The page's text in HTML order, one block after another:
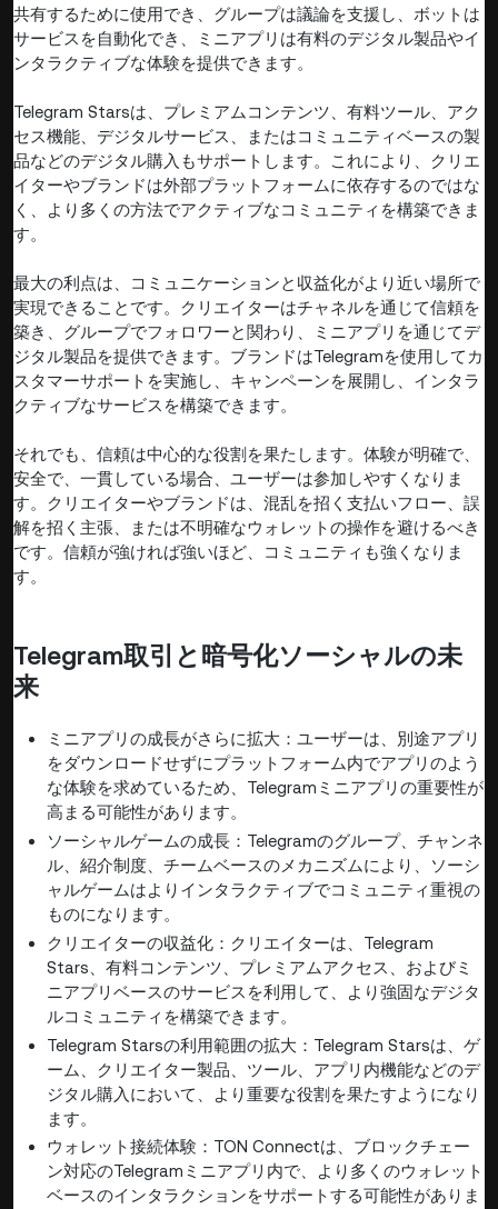
共有するために使用でき、グループは議論を支援し、ボットは
サービスを自動化でき、ミニアプリは有料のデジタル製品やイ
ンタラクティブな体験を提供できます。
Telegram Starsは、プレミアムコンテンツ、有料ツール、アク
セス機能、デジタルサービス、またはコミュニティベースの製
品などのデジタル購入もサポートします。これにより、クリエ
イターやブランドは外部プラットフォームに依存するのではな
く、より多くの方法でアクティブなコミュニティを構築できま
す。
最大の利点は、コミュニケーションと収益化がより近い場所で
実現できることです。クリエイターはチャネルを通じて信頼を
築き、グループでフォロワーと関わり、ミニアプリを通じてデ
ジタル製品を提供できます。ブランドはTelegramを使用してカ
スタマーサポートを実施し、キャンペーンを展開し、インタラ
クティブなサービスを構築できます。
それでも、信頼は中心的な役割を果たします。体験が明確で、
安全で、一貫している場合、ユーザーは参加しやすくなりま
す。クリエイターやブランドは、混乱を招く支払いフロー、誤
解を招く主張、または不明確なウォレットの操作を避けるべき
です。信頼が強ければ強いほど、コミュニティも強くなりま
す。
Telegram取引と暗号化ソーシャルの未
来
ミニアプリの成長がさらに拡大：ユーザーは、別途アプリ
をダウンロードせずにプラットフォーム内でアプリのよう
な体験を求めているため、Telegramミニアプリの重要性が
高まる可能性があります。
ソーシャルゲームの成長：Telegramのグループ、チャンネ
ル、紹介制度、チームベースのメカニズムにより、ソーシ
ャルゲームはよりインタラクティブでコミュニティ重視の
ものになります。
クリエイターの収益化：クリエイターは、Telegram
Stars、有料コンテンツ、プレミアムアクセス、およびミ
ニアプリベースのサービスを利用して、より強固なデジタ
ルコミュニティを構築できます。
Telegram Starsの利用範囲の拡大：Telegram Starsは、ゲ
ーム、クリエイター製品、ツール、アプリ内機能などのデ
ジタル購入において、より重要な役割を果たすようになり
ます。
ウォレット接続体験：TON Connectは、ブロックチェー
ン対応のTelegramミニアプリ内で、より多くのウォレット
ベースのインタラクションをサポートする可能性がありま